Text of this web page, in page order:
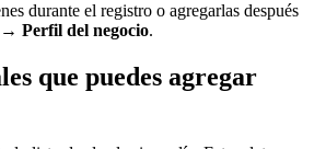
durante el registro o agregarlas después
→ Perfil del negocio.
que puedes agregar